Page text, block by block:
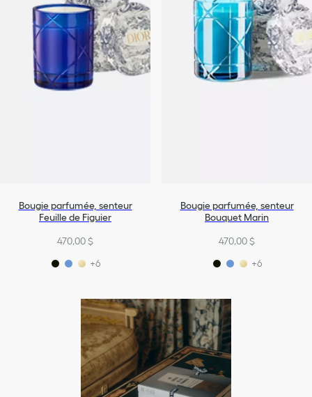
Bougie parfumée, senteur
Feuille de Figuier
470,00 $
+6
Bougie parfumée, senteur
Bouquet Marin
470,00 $
+6